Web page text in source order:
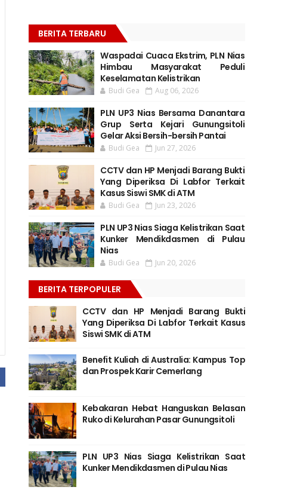
BERITA TERBARU
Waspadai Cuaca Ekstrim, PLN Nias
Himbau Masyarakat Peduli
Keselamatan Kelistrikan
Budi Gea Aug 06, 2026
PLN UP3 Nias Bersama Danantara
Grup Serta Kejari Gunungsitoli
Gelar Aksi Bersih-bersih Pantai
Budi Gea Jun 27, 2026
CCTV dan HP Menjadi Barang Bukti
Yang Diperiksa Di Labfor Terkait
Kasus Siswi SMK di ATM
Budi Gea Jun 23, 2026
PLN UP3 Nias Siaga Kelistrikan Saat
Kunker Mendikdasmen di Pulau
Nias
Budi Gea Jun 20, 2026
BERITA TERPOPULER
CCTV dan HP Menjadi Barang Bukti
Yang Diperiksa Di Labfor Terkait Kasus
Siswi SMK di ATM
Benefit Kuliah di Australia: Kampus Top
dan Prospek Karir Cemerlang
Kebakaran Hebat Hanguskan Belasan
Ruko di Kelurahan Pasar Gunungsitoli
PLN UP3 Nias Siaga Kelistrikan Saat
Kunker Mendikdasmen di Pulau Nias